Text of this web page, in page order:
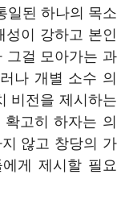
일된 하나의 목소
이 강하고 본인
그걸 모아가는 과
나 개별 소수 의
비전을 제시하는
고히 하자는 의
않고 창당의 가
게 제시할 필요